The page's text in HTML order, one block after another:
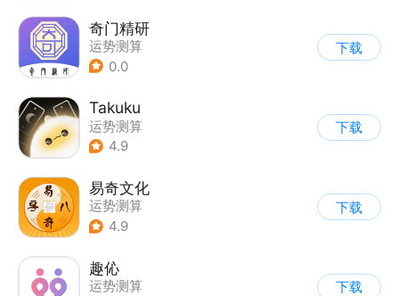
奇门精研
运势测算
0.0
下载
Takuku
运势测算
4.9
下载
易奇文化
运势测算
4.9
下载
趣伈
运势测算
下载